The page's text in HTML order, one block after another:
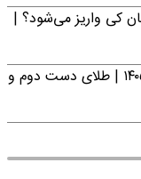
کی واریز می‌شود؟ |
خبر فوری از قیمت طلا امروز شنبه ۱۷ مرداد ۱۴۰۵ | طلای دست دوم و